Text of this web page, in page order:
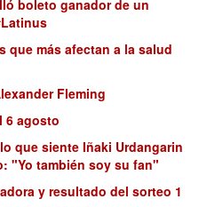
boleto ganador de un
que más afectan a la salud
Fleming
6 agosto
que siente Iñaki Urdangarin
"Yo también soy su fan"
y resultado del sorteo 1